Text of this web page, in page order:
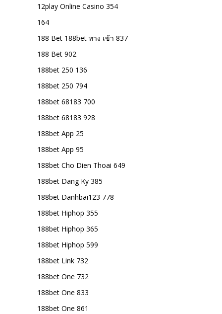
12play Online Casino 354
164
188 Bet 188bet ทาง เข้า 837
188 Bet 902
188bet 250 136
188bet 250 794
188bet 68183 700
188bet 68183 928
188bet App 25
188bet App 95
188bet Cho Dien Thoai 649
188bet Dang Ky 385
188bet Danhbai123 778
188bet Hiphop 355
188bet Hiphop 365
188bet Hiphop 599
188bet Link 732
188bet One 732
188bet One 833
188bet One 861